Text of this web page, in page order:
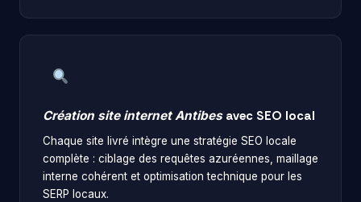
Création site internet Antibesavec SEO local
Chaque site livré intègre une stratégie SEO locale
complète : ciblage des requêtes azuréennes, maillage
interne cohérent et optimisation technique pour les
SERP locaux.